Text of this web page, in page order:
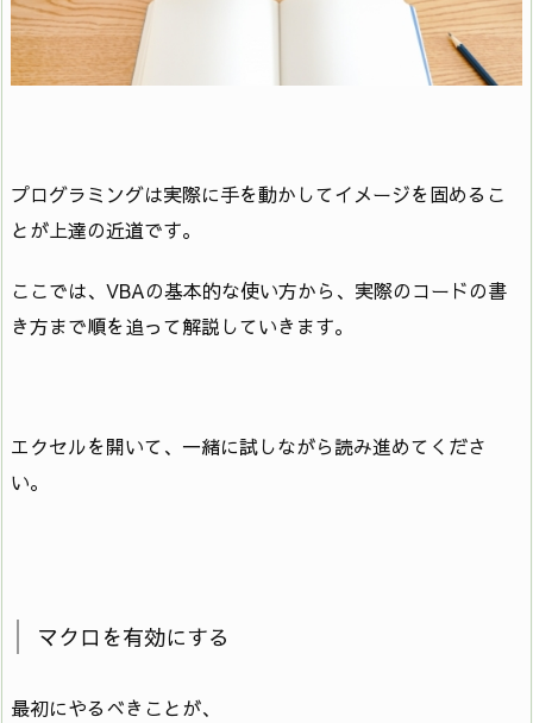
プログラミングは実際に手を動かしてイメージを固めるこ
とが上達の近道です。
ここでは、VBAの基本的な使い方から、実際のコードの書
き方まで順を追って解説していきます。
エクセルを開いて、一緒に試しながら読み進めてくださ
い。
マクロを有効にする
最初にやるべきことが、